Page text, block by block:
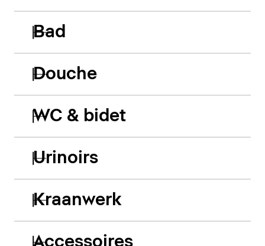
Bad
Douche
WC & bidet
Urinoirs
Kraanwerk
Accessoires